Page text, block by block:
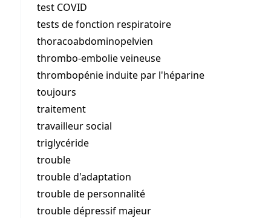
test COVID
tests de fonction respiratoire
thoracoabdominopelvien
thrombo-embolie veineuse
thrombopénie induite par l'héparine
toujours
traitement
travailleur social
triglycéride
trouble
trouble d'adaptation
trouble de personnalité
trouble dépressif majeur